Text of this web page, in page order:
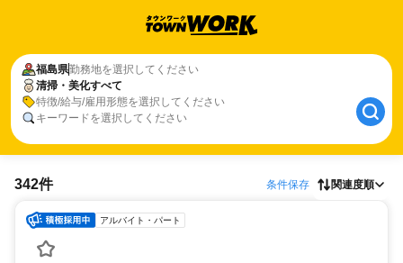
福島県勤務地を選択してください
清掃・美化すべて
特徴/給与/雇用形態を選択してください
キーワードを選択してください
342件 条件保存 関連度順
アルバイト・パート